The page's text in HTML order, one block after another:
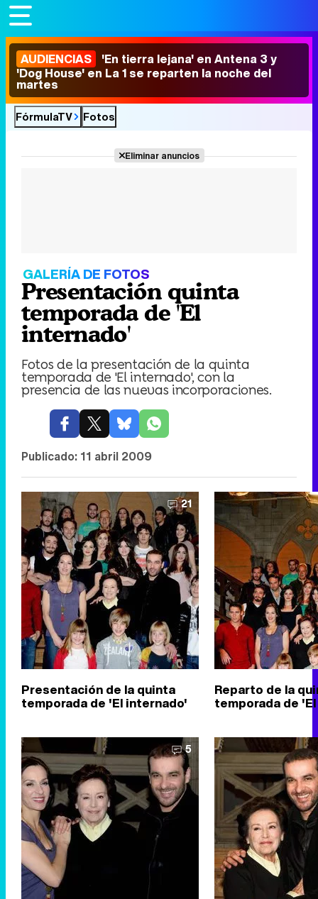
AUDIENCIAS 'En tierra lejana' en Antena 3 y
'Dog House' en La 1 se reparten la noche del
martes
FórmulaTV Fotos
Eliminar anuncios
GALERÍA DE FOTOS
Presentación quinta
temporada de 'El
internado'
Fotos de la presentación de la quinta
temporada de 'El internado', con la
presencia de las nuevas incorporaciones.
Publicado: 11 abril 2009
21
Presentación de la quinta
temporada de 'El internado'
Reparto de la
temporada de
5